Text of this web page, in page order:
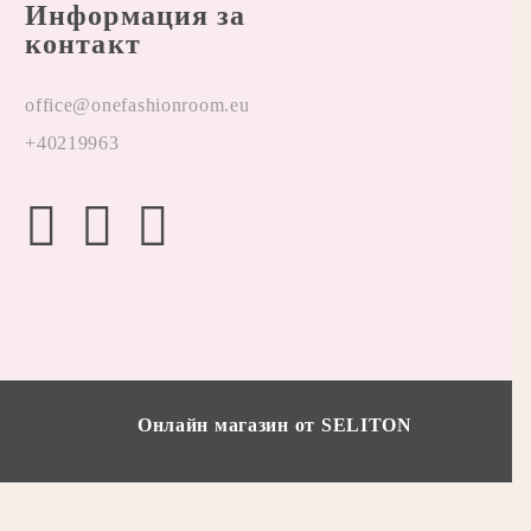
Информация за
контакт
office@onefashionroom.eu
+40219963
Онлайн магазин от SELITON